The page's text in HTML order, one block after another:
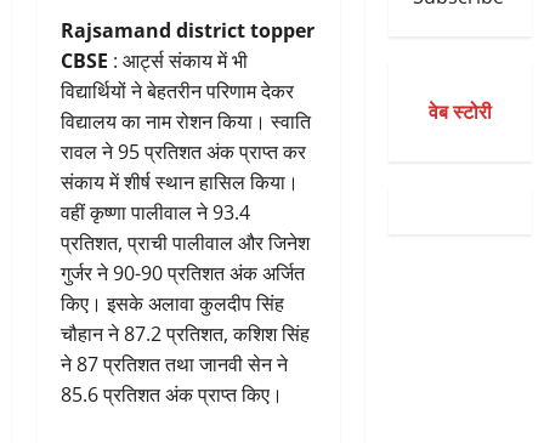
Rajsamand district topper
CBSE : आर्ट्स संकाय में भी
विद्यार्थियों ने बेहतरीन परिणाम देकर
विद्यालय का नाम रोशन किया। स्वाति
रावल ने 95 प्रतिशत अंक प्राप्त कर
संकाय में शीर्ष स्थान हासिल किया।
वहीं कृष्णा पालीवाल ने 93.4
प्रतिशत, प्राची पालीवाल और जिनेश
गुर्जर ने 90-90 प्रतिशत अंक अर्जित
किए। इसके अलावा कुलदीप सिंह
चौहान ने 87.2 प्रतिशत, कशिश सिंह
ने 87 प्रतिशत तथा जानवी सेन ने
85.6 प्रतिशत अंक प्राप्त किए।
वेब स्टोरी